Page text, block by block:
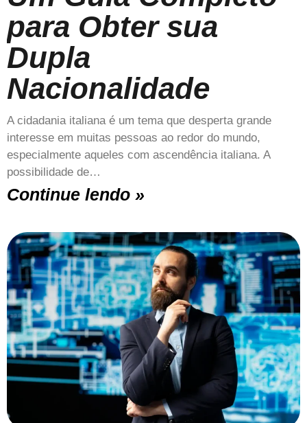
para Obter sua
Dupla
Nacionalidade
A cidadania italiana é um tema que desperta grande
interesse em muitas pessoas ao redor do mundo,
especialmente aqueles com ascendência italiana. A
possibilidade de…
Continue lendo »